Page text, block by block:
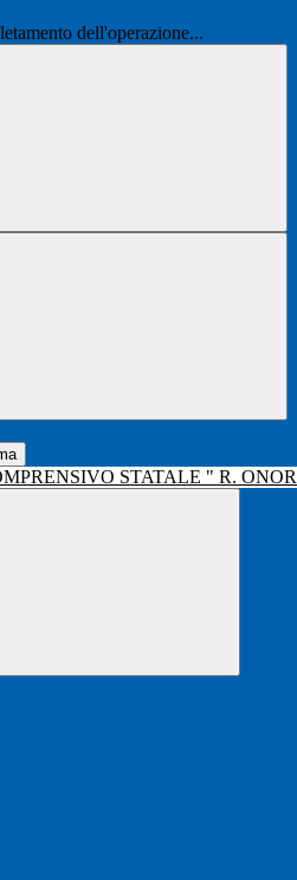
dell'operazione...